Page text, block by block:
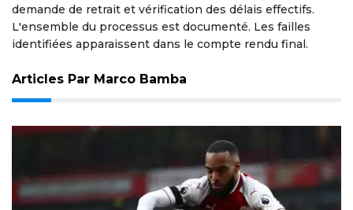
demande de retrait et vérification des délais effectifs.
L'ensemble du processus est documenté. Les failles
identifiées apparaissent dans le compte rendu final.
Articles Par Marco Bamba